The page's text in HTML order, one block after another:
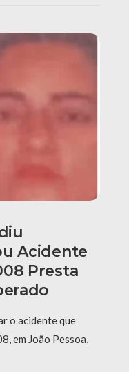
Acidente
Presta
o acidente que
em João Pessoa,